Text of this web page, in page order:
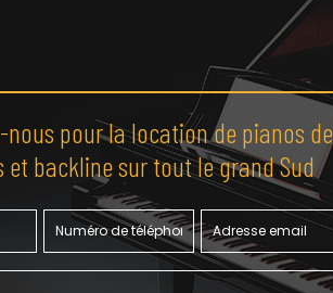
nous pour la location de pianos de
et backline sur tout le grand Sud